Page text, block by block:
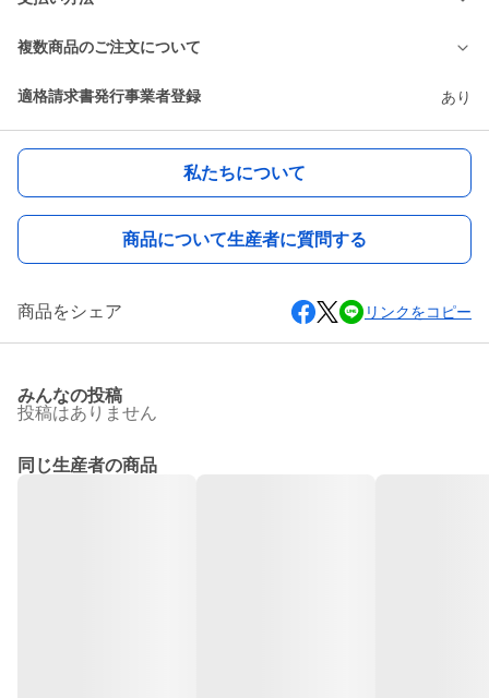
複数商品のご注文について
適格請求書発行事業者登録 あり
私たちについて
商品について生産者に質問する
商品をシェア リンクをコピー
みんなの投稿
投稿はありません
同じ生産者の商品